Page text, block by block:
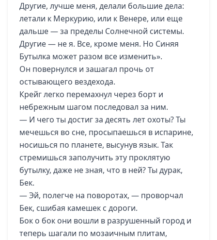
Другие, лучше меня, делали большие дела:
летали к Меркурию, или к Венере, или еще
дальше — за пределы Солнечной системы.
Другие — не я. Все, кроме меня. Но Синяя
Бутылка может разом все изменить».
Он повернулся и зашагал прочь от
остывающего вездехода.
Крейг легко перемахнул через борт и
небрежным шагом последовал за ним.
— И чего ты достиг за десять лет охоты? Ты
мечешься во сне, просыпаешься в испарине,
носишься по планете, высунув язык. Так
стремишься заполучить эту проклятую
бутылку, даже не зная, что в ней? Ты дурак,
Бек.
— Эй, полегче на поворотах, — проворчал
Бек, сшибая камешек с дороги.
Бок о бок они вошли в разрушенный город и
теперь шагали по мозаичным плитам,